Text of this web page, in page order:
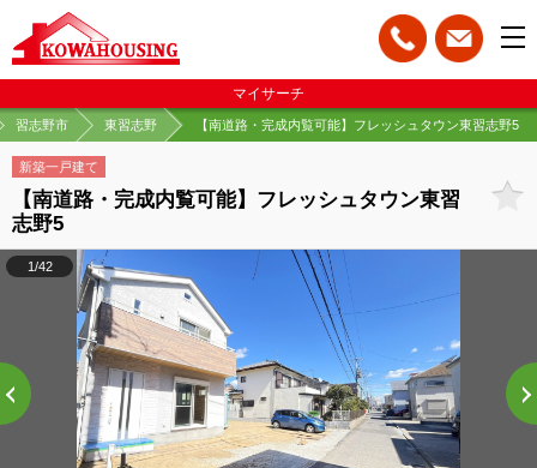
マイサーチ
習志野市 東習志野 【南道路・完成内覧可能】フレッシュタウン東習志野5
新築一戸建て
【南道路・完成内覧可能】フレッシュタウン東習
志野5
1/42